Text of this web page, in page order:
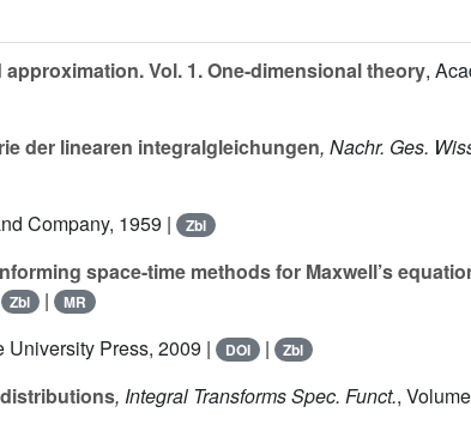
Vol. 1. One-dimensional theory,
der linearen integralgleichungen, Nachr. Ges.
Company, 1959 | Zbl
space-time methods for Maxwell’s
Zbl | MR
University Press, 2009 | DOI | Zbl
, Integral Transforms Spec. Funct.,